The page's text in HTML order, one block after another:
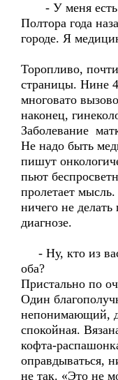
- У меня есть
Полтора года
городе. Я
Торопливо,
страницы. Нине
многовато
наконец,
Заболевание
Не надо быть
пишут
пьют
пролетает
ничего не делать
диагнозе.
- Ну, кто из
оба?
Пристально по
Один
непонимающий,
спокойная.
кофта-
оправдываться,
не так. «Это не